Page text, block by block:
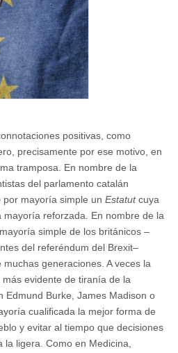
positivas, como
precisamente por ese motivo, en
tramposa. En nombre de la
del parlamento catalán
por mayoría simple un Estatutcuya
reforzada. En nombre de la
simple de los británicos –
del referéndum del Brexit–
generaciones. A veces la
evidente de tiranía de la
Edmund Burke, James Madison o
cualificada la mejor forma de
y evitar al tiempo que decisiones
ligera. Como en Medicina,